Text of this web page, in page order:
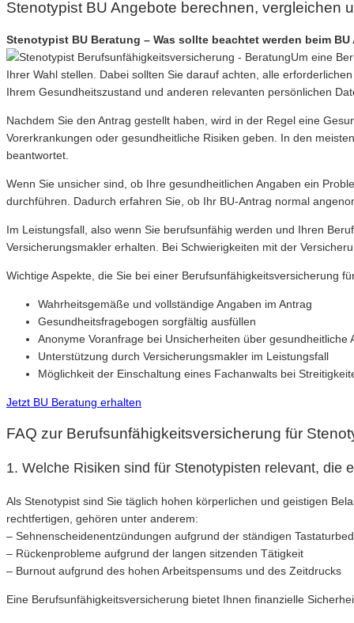
Stenotypist BU Angebote berechnen, vergleichen
Stenotypist BU Beratung – Was sollte beachtet werden beim
Um eine
Ihrer Wahl stellen. Dabei sollten Sie darauf achten, alle
Ihrem Gesundheitszustand und anderen relevanten persönlichen
Nachdem Sie den Antrag gestellt haben, wird in der Regel eine
Vorerkrankungen oder gesundheitliche Risiken geben. In den
beantwortet.
Wenn Sie unsicher sind, ob Ihre gesundheitlichen Angaben ein
durchführen. Dadurch erfahren Sie, ob Ihr BU-Antrag normal
Im Leistungsfall, also wenn Sie berufsunfähig werden und Ihren
Versicherungsmakler erhalten. Bei Schwierigkeiten mit der
Wichtige Aspekte, die Sie bei einer Berufsunfähigkeitsversicherung
Wahrheitsgemäße und vollständige Angaben im Antrag
Gesundheitsfragebogen sorgfältig ausfüllen
Anonyme Voranfrage bei Unsicherheiten über gesundheitliche
Unterstützung durch Versicherungsmakler im Leistungsfall
Möglichkeit der Einschaltung eines Fachanwalts bei
Jetzt BU Beratung erhalten
FAQ zur Berufsunfähigkeitsversicherung für
1. Welche Risiken sind für Stenotypisten relevant, die
Als Stenotypist sind Sie täglich hohen körperlichen und geistigen
rechtfertigen, gehören unter anderem:
– Sehnenscheidenentzündungen aufgrund der ständigen
– Rückenprobleme aufgrund der langen sitzenden Tätigkeit
– Burnout aufgrund des hohen Arbeitspensums und des Zeitdrucks
Eine Berufsunfähigkeitsversicherung bietet Ihnen finanzielle